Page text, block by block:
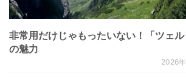
非常用だけじゃもったいない！「ツェル
の魅力
2026